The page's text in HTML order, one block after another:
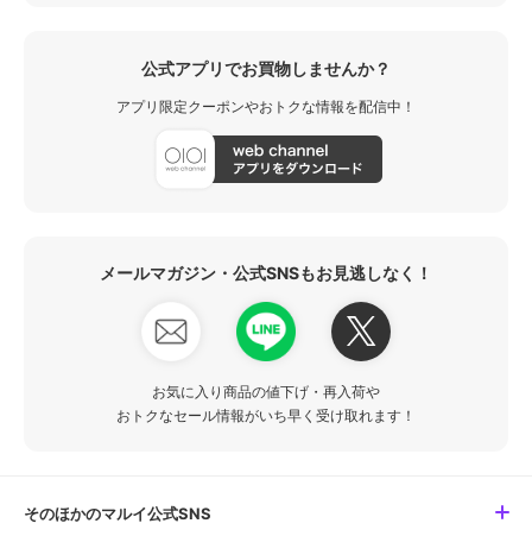
公式アプリでお買物しませんか？
アプリ限定クーポンやおトクな情報を配信中！
メールマガジン・公式SNSもお見逃しなく！
お気に入り商品の値下げ・再入荷や
おトクなセール情報がいち早く受け取れます！
そのほかのマルイ公式SNS